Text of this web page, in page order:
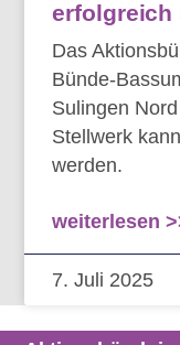
erfolgreich
Das
Bünde-
Sulingen
Stellwerk
werden.
weiterlesen
7. Juli 2025